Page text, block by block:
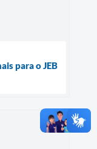
para o JEB